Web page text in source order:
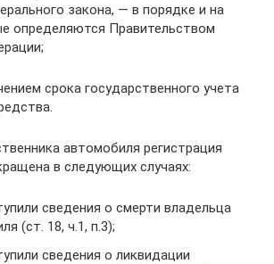
закона, — в порядке и на
определяются Правительством
срока государственного учета
автомобиля регистрация
в следующих случаях:
сведения о смерти владельца
(ст. 18, ч.1, п.3);
сведения о ликвидации